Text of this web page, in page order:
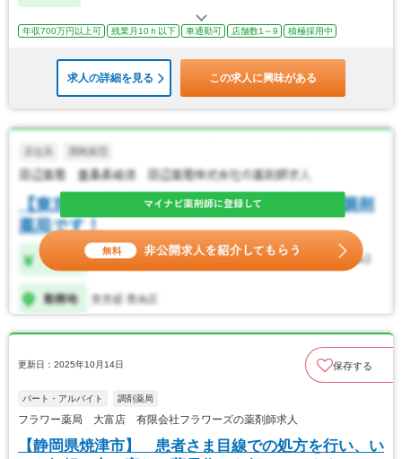
年収700万円以上可 残業月10ｈ以下 車通勤可 店舗数1～9 積極採用中
求人の詳細を見る この求人に興味がある
更新日：2025年10月14日 保存する
パート・アルバイト 調剤薬局
フラワー薬局 大富店 有限会社フラワーズの薬剤師求人
【静岡県焼津市】 患者さま目線での処方を行い、い